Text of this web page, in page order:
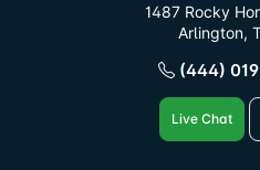
1487 Rocky
Arlington,
(444)
Live Chat